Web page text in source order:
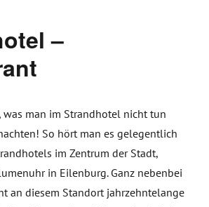
–
was man im Strandhotel nicht tun
So hört man es gelegentlich
im Zentrum der Stadt,
in Eilenburg. Ganz nebenbei
an diesem Standort jahrzehntelange